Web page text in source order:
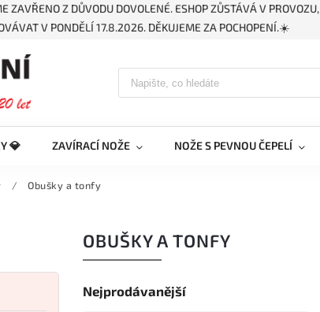
Z DŮVODU DOVOLENÉ. ESHOP ZŮSTÁVÁ V PROVOZU,
V PONDĚLÍ 17.8.2026. DĚKUJEME ZA POCHOPENÍ.☀️
💎 ZAVÍRACÍ NOŽE NOŽE S PEVNOU ČEPELÍ
/ Obušky a tonfy
OBUŠKY A TONFY
Nejprodávanější